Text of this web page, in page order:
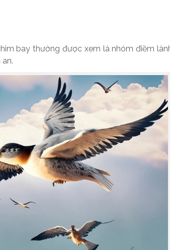
bay thường được xem là nhóm điềm